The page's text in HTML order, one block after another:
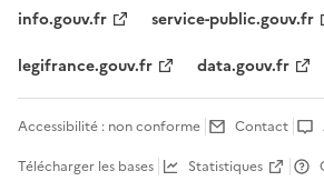
info.gouv.fr
service-public.gouv.fr
legifrance.gouv.fr
data.gouv.fr
Accessibilité : non conforme Contact
Télécharger les bases
Statistiques